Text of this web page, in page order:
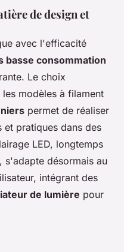
de design et
avec l'efficacité
basse consommation
Le choix
modèles à filament
permet de réaliser
et pratiques dans des
LED, longtemps
s'adapte désormais au
intégrant des
de lumière pour